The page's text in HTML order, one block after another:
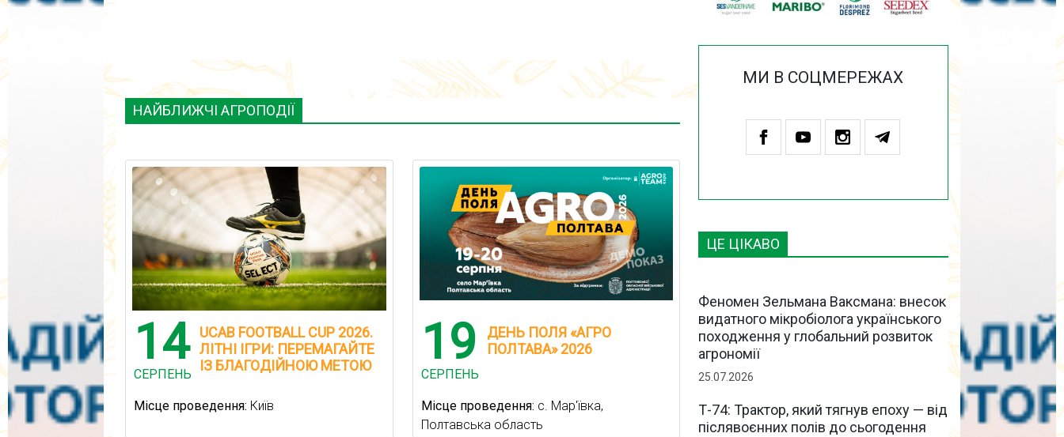
МИ В СОЦМЕРЕЖАХ
ЦЕ ЦІКАВО
Феномен Зельмана Ваксмана: внесок
видатного мікробіолога українського
походження у глобальний розвиток
агрономії
25.07.2026
Т-74: Трактор, який тягнув епоху — від
післявоєнних полів до сьогодення
НАЙБЛИЖЧІ АГРОПОДІЇ
14
СЕРПЕНЬ
UCAB FOOTBALL CUP 2026.
ЛІТНІ ІГРИ: ПЕРЕМАГАЙТЕ
ІЗ БЛАГОДІЙНОЮ МЕТОЮ
Місце проведення: Київ
19
СЕРПЕНЬ
ДЕНЬ ПОЛЯ «АГРО
ПОЛТАВА» 2026
Місце проведення: с. Мар'ївка,
Полтавська область